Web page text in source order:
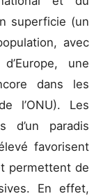
superficie (un
avec
une
dans les
l’ONU). Les
d’un paradis
favorisent
permettent de
En effet,